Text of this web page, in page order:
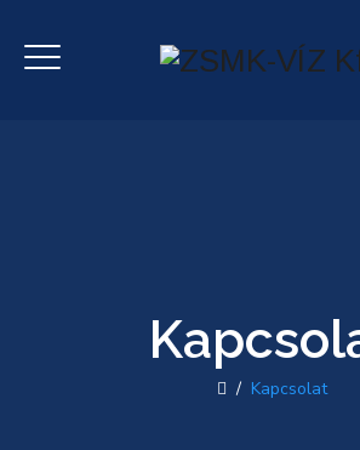
/ Kapcsolat